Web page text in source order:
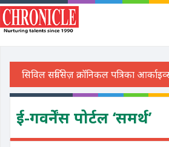
ई-गवर्नेंस पोर्टल ‘समर्थ’